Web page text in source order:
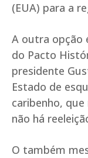
(EUA) para a
A outra opção
do Pacto
presidente
Estado de
caribenho,
não há
O também